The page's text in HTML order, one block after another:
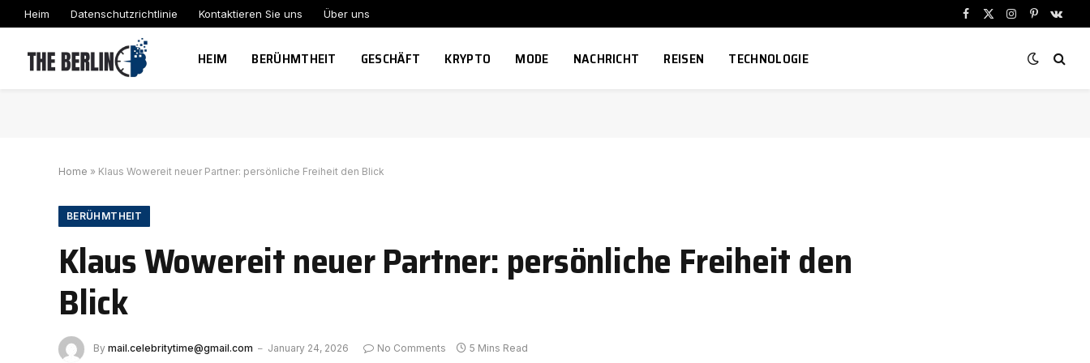
Heim Datenschutzrichtlinie Kontaktieren Sie uns Über uns
Facebook
X
Instagram
Pinterest
HEIM BERÜHMTHEIT GESCHÄFT KRYPTO MODE NACHRICHT REISEN TECHNOLOGIE
Home » Klaus Wowereit neuer Partner: persönliche Freiheit den Blick
BERÜHMTHEIT
Klaus Wowereit neuer Partner: persönliche Freiheit den
Blick
By mail.celebritytime@gmail.com January 24, 2026 No Comments 5 Mins Read